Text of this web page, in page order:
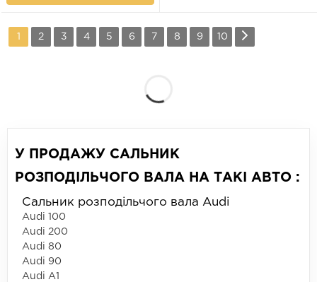
1 2 3 4 5 6 7 8 9 10
У ПРОДАЖУ САЛЬНИК
РОЗПОДІЛЬЧОГО ВАЛА НА ТАКІ АВТО :
Сальник розподільчого вала Audi
Audi 100
Audi 200
Audi 80
Audi 90
Audi A1